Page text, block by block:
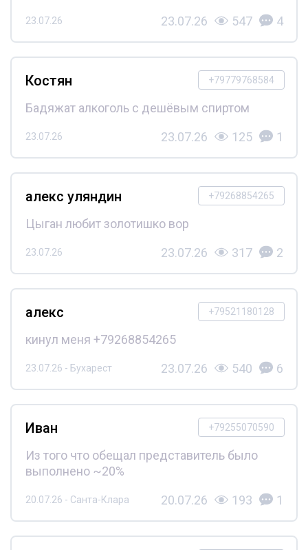
23.07.26 23.07.26 547 4
+79779768584
Костян
Бадяжат алкоголь с дешёвым спиртом
23.07.26 23.07.26 125 1
+79268854265
алекс уляндин
Цыган любит золотишко вор
23.07.26 23.07.26 317 2
+79521180128
алекс
кинул меня +79268854265
23.07.26 - Бухарест 23.07.26 540 6
+79255070590
Иван
Из того что обещал представитель было
выполнено ~20%
20.07.26 - Санта-Клара 20.07.26 193 1